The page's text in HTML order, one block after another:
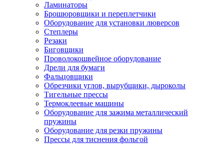
Ламинаторы
Брошюровщики и переплетчики
Оборудование для установки люверсов
Степлеры
Резаки
Биговщики
Проволокошвейное оборудование
Дрели для бумаги
Фальцовщики
Обрезчики углов, вырубщики, дыроколы
Тигельные прессы
Термоклеевые машины
Оборудование для зажима металлический
пружины
Оборудование для резки пружины
Прессы для тиснения фольгой